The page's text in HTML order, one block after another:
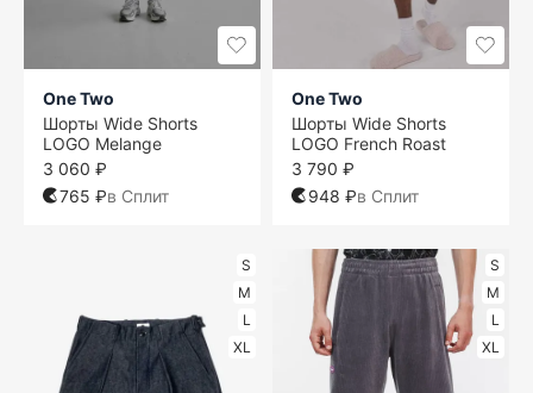
One Two
Шорты Wide Shorts
LOGO Melange
3 060 ₽
765 ₽в Сплит
One Two
Шорты Wide Shorts
LOGO French Roast
3 790 ₽
948 ₽в Сплит
S
M
L
XL
S
M
L
XL